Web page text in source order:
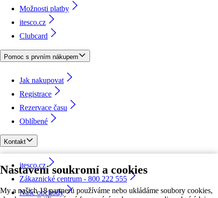
Nastavení soukromí a cookies
My a našich 18 partnerů používáme nebo ukládáme soubory cookies,
Možnosti platby
itesco.cz
Clubcard
Pomoc s prvním nákupem
Jak nakupovat
Registrace
Rezervace času
Oblíbené
Kontakt
itesco.cz
Zákaznické centrum - 800 222 555
Naše obchody